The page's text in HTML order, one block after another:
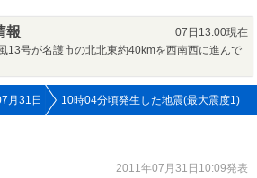
報
07日13:00現在
13号が名護市の北北東約40kmを西南西に進んで
月31日 10時04分頃発生した地震(最大震度1)
2011年07月31日10:09発表